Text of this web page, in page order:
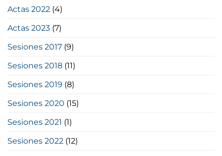
Actas 2022 (4)
Actas 2023 (7)
Sesiones 2017 (9)
Sesiones 2018 (11)
Sesiones 2019 (8)
Sesiones 2020 (15)
Sesiones 2021 (1)
Sesiones 2022 (12)